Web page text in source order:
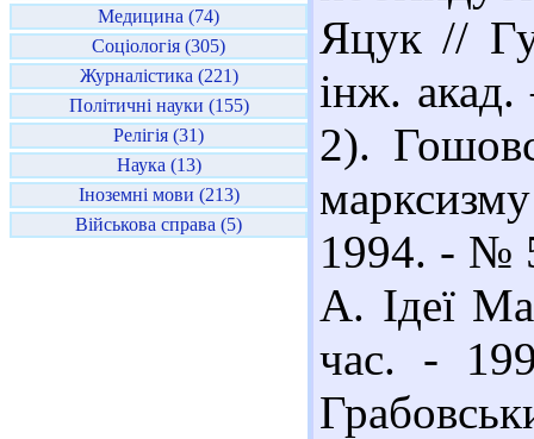
Медицина (74)
Соціологія (305)
Журналістика (221)
Політичні науки (155)
Релігія (31)
Наука (13)
Іноземні мови (213)
Військова справа (5)
Яцук //
інж.
2).
1994. - №
А. Ідеї
час. -